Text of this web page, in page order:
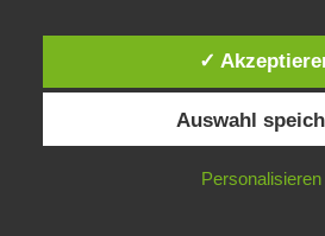
Redakteurin für Zeitungen,
✓
Auswahl
Personalisieren